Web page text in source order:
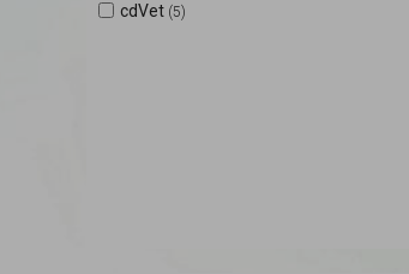
cdVet (5)